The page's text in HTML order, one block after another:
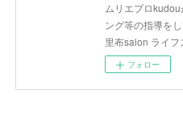
ムリエプロ
ング等の指導を
里布salon ライ
フォロー